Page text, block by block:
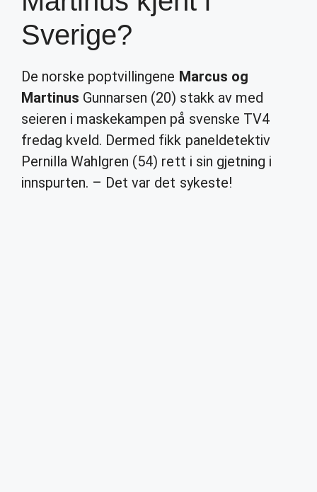
Sverige?
De norske poptvillingene Marcus og
Martinus Gunnarsen (20) stakk av med
seieren i maskekampen på svenske TV4
fredag kveld. Dermed fikk paneldetektiv
Pernilla Wahlgren (54) rett i sin gjetning i
innspurten. – Det var det sykeste!